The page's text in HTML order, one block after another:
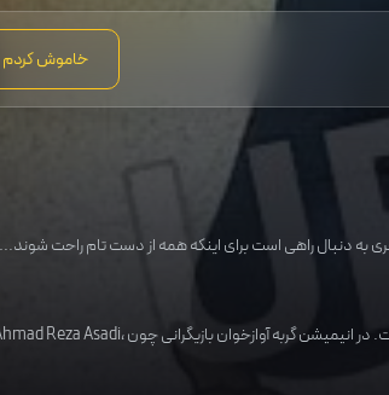
خاموش کردم
به دنبال راهی است برای اینکه همه از دست تام راحت شوند...
انیمیشن گربه آوازخوان بازیگرانی چون Reza Asadi،